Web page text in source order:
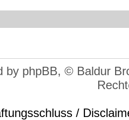
by phpBB, © Baldur
/